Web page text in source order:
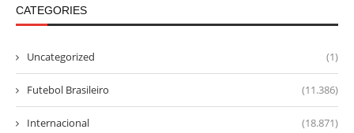
CATEGORIES
Uncategorized (1)
Futebol Brasileiro (11.386)
Internacional (18.871)